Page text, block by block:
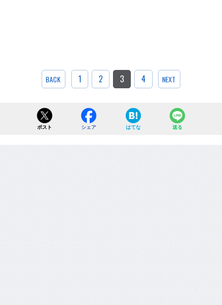
BACK 1 2 3 4 NEXT
ポスト シェア はてな 送る